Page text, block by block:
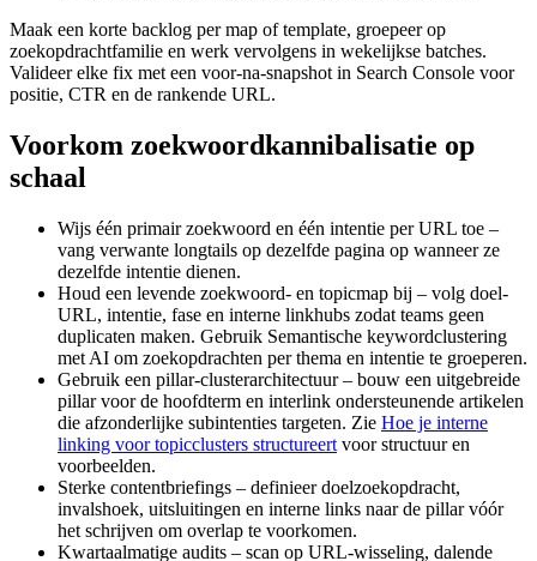
Maak een korte backlog per map of template, groepeer op
zoekopdrachtfamilie en werk vervolgens in wekelijkse batches.
Valideer elke fix met een voor-na-snapshot in Search Console voor
positie, CTR en de rankende URL.
Voorkom zoekwoordkannibalisatie op
schaal
Wijs één primair zoekwoord en één intentie per URL toe –
vang verwante longtails op dezelfde pagina op wanneer ze
dezelfde intentie dienen.
Houd een levende zoekwoord- en topicmap bij – volg doel-
URL, intentie, fase en interne linkhubs zodat teams geen
duplicaten maken. Gebruik Semantische keywordclustering
met AI om zoekopdrachten per thema en intentie te groeperen.
Gebruik een pillar-clusterarchitectuur – bouw een uitgebreide
pillar voor de hoofdterm en interlink ondersteunende artikelen
die afzonderlijke subintenties targeten. Zie Hoe je interne
linking voor topicclusters structureert voor structuur en
voorbeelden.
Sterke contentbriefings – definieer doelzoekopdracht,
invalshoek, uitsluitingen en interne links naar de pillar vóór
het schrijven om overlap te voorkomen.
Kwartaalmatige audits – scan op URL-wisseling, dalende